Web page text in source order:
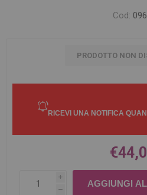
Cod:
PRODOTTO NON
i
h